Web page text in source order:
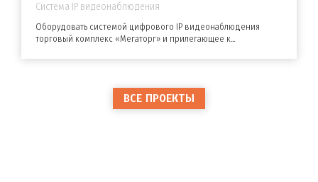
Система IP видеонаблюдения
Оборудовать системой цифрового IP видеонаблюдения
торговый комплекс «Мегаторг» и прилегающее к...
ВСЕ ПРОЕКТЫ